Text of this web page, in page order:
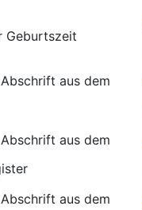
Geburtszeit
aus dem
aus dem
aus dem